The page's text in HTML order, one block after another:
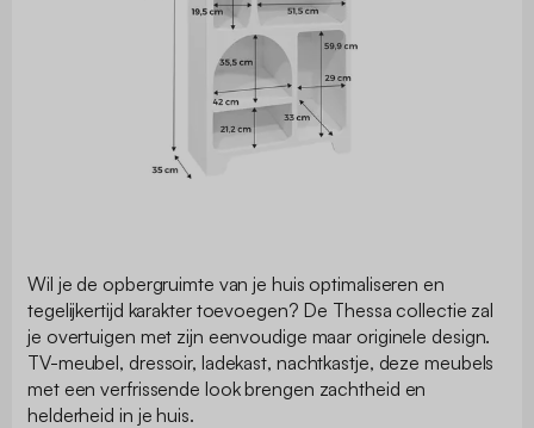
Wil je de opbergruimte van je huis optimaliseren en
tegelijkertijd karakter toevoegen? De Thessa collectie zal
je overtuigen met zijn eenvoudige maar originele design.
TV-meubel, dressoir, ladekast, nachtkastje, deze meubels
met een verfrissende look brengen zachtheid en
helderheid in je huis.